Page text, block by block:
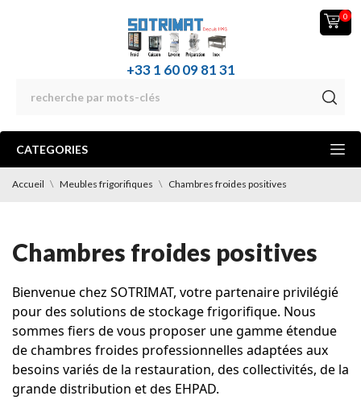
0
+33 1 60 09 81 31
CATEGORIES
Accueil Meubles frigorifiques Chambres froides positives
Chambres froides positives
Bienvenue chez SOTRIMAT, votre partenaire privilégié
pour des solutions de stockage frigorifique. Nous
sommes fiers de vous proposer une gamme étendue
de chambres froides professionnelles adaptées aux
besoins variés de la restauration, des collectivités, de la
grande distribution et des EHPAD.